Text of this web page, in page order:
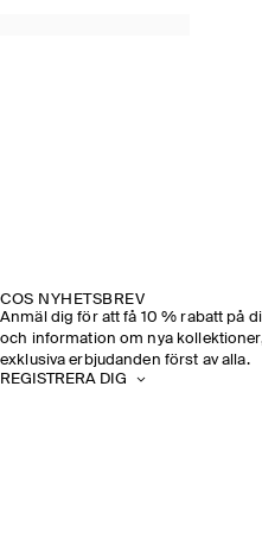
COS NYHETSBREV
Anmäl dig för att få 10 % rabatt på
och information om nya
exklusiva erbjudanden först av alla.
REGISTRERA DIG